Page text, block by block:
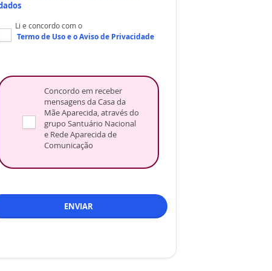
Li e concordo com o
Termo de Usoe oAviso de Privacidade
Concordo em receber
mensagens da Casa da
Mãe Aparecida, através do
grupo Santuário Nacional
e Rede Aparecida de
Comunicação
ENVIAR